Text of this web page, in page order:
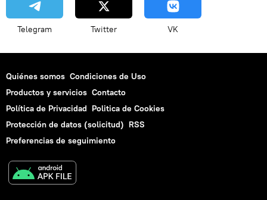
Telegram Twitter VK
Quiénes somos Condiciones de Uso
Productos y servicios Contacto
Política de Privacidad Politica de Cookies
Protección de datos (solicitud) RSS
Preferencias de seguimiento